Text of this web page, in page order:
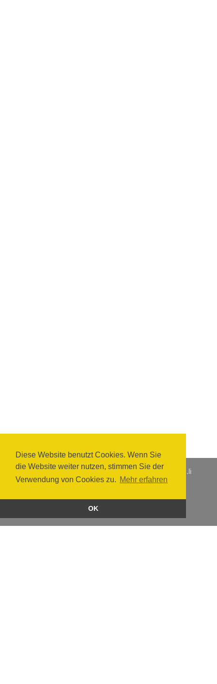
Diese Website benutzt Cookies. Wenn Sie
die Website weiter nutzen, stimmen Sie der
Verwendung von Cookies zu. Mehr erfahren
OK
Zentrale +423 237 61 61 · info@hpz.li · www.hpz.li
Home
Impressum Datenschutz